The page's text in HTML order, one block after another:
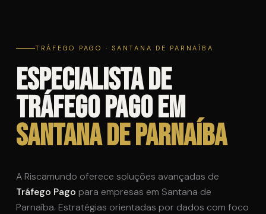
TRÁFEGO PAGO · SANTANA DE PARNAÍBA
Especialista de
Tráfego Pago em
Santana de Parnaíba
A Riscamundo oferece soluções avançadas de
Tráfego Pago para empresas em Santana de
Parnaíba. Estratégias orientadas por dados com foco